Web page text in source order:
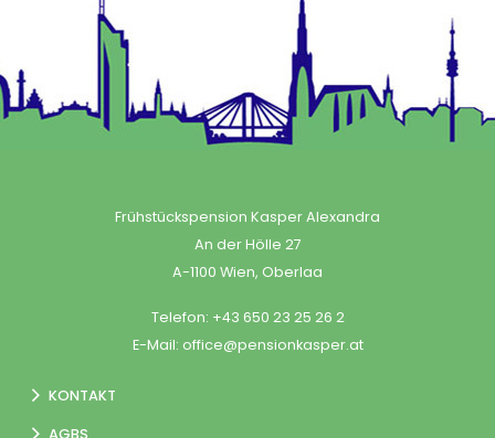
Frühstückspension Kasper Alexandra
An der Hölle 27
A-1100 Wien, Oberlaa
Telefon: +43 650 23 25 26 2
E-Mail: office@pensionkasper.at
KONTAKT